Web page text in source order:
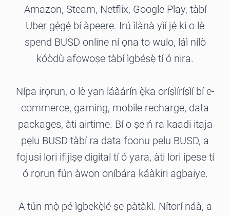
Amazon, Steam, Netflix, Google Play, tàbí
Uber gẹ́gẹ́ bí àpẹẹrẹ. Irú ìlànà yìí jẹ́ ki o lè
spend BUSD online ní ọna to wulo, láì nílò
kóòdù afọwọṣe tàbí ìgbésẹ̀ tí ó nira.
Nípa irọrun, o lè yan láàárín ẹ̀ka oríṣìíríṣìí bí e-
commerce, gaming, mobile recharge, data
packages, àti airtime. Bí o ṣe ń ra kaadi itaja
pẹlu BUSD tàbí ra data foonu pẹlu BUSD, a
fojusi lori ifijiṣẹ digital tí ó yara, àti lori ipese tí
ó rọrun fún àwọn oníbára káàkiri agbaiye.
A tún mọ̀ pé ìgbẹkẹ̀lé ṣe pàtàkì. Nítorí náà, a